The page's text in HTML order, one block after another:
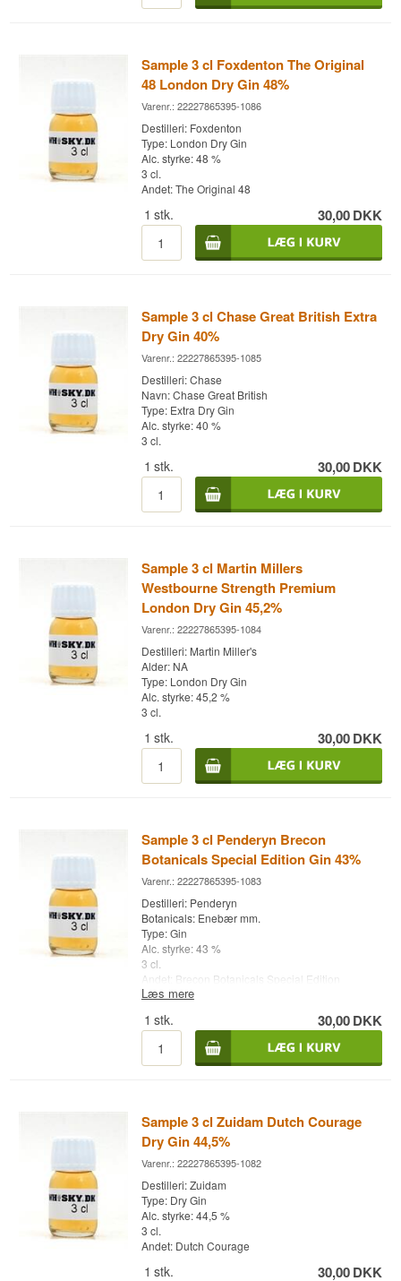
Sample 3 cl Foxdenton The Original
48 London Dry Gin 48%
Varenr.: 22227865395-1086
Destilleri: Foxdenton
Type: London Dry Gin
Alc. styrke: 48 %
3 cl.
Andet: The Original 48
1 stk. 30,00DKK
Sample 3 cl Chase Great British Extra
Dry Gin 40%
Varenr.: 22227865395-1085
Destilleri: Chase
Navn: Chase Great British
Type: Extra Dry Gin
Alc. styrke: 40 %
3 cl.
1 stk. 30,00DKK
Sample 3 cl Martin Millers
Westbourne Strength Premium
London Dry Gin 45,2%
Varenr.: 22227865395-1084
Destilleri: Martin Miller's
Alder: NA
Type: London Dry Gin
Alc. styrke: 45,2 %
3 cl.
1 stk. 30,00DKK
Sample 3 cl Penderyn Brecon
Botanicals Special Edition Gin 43%
Varenr.: 22227865395-1083
Destilleri: Penderyn
Botanicals: Enebær mm.
Type: Gin
Alc. styrke: 43 %
3 cl.
Andet: Brecon Botanicals Special Edition
Læs mere
1 stk. 30,00DKK
Sample 3 cl Zuidam Dutch Courage
Dry Gin 44,5%
Varenr.: 22227865395-1082
Destilleri: Zuidam
Type: Dry Gin
Alc. styrke: 44,5 %
3 cl.
Andet: Dutch Courage
1 stk. 30,00DKK